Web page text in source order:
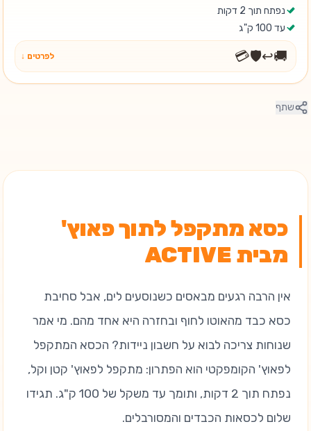
נפתח תוך 2 דקות
עד 100 ק"ג
🚚
↩️
🛡️
💳 לפרטים ↓
שתף
כסא מתקפל לתוך פאוץ'
מבית ACTIVE
אין הרבה רגעים מבאסים כשנוסעים לים, אבל סחיבת
כסא כבד מהאוטו לחוף ובחזרה היא אחד מהם. מי אמר
שנוחות צריכה לבוא על חשבון ניידות? הכסא המתקפל
לפאוץ' הקומפקטי הוא הפתרון: מתקפל לפאוץ' קטן וקל,
נפתח תוך 2 דקות, ותומך עד משקל של 100 ק"ג. תגידו
שלום לכסאות הכבדים והמסורבלים.